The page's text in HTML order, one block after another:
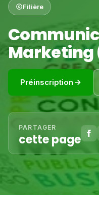
Filière
Marketing
Préinscription
PARTAGER
cette page